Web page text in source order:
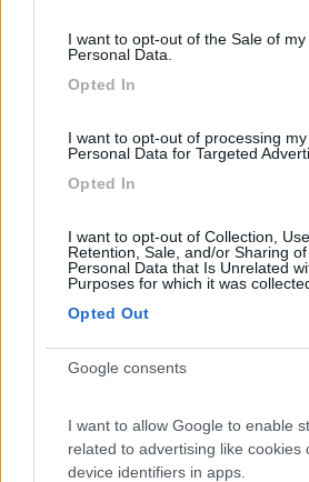
I want to opt-out of the Sale of my
Personal Data.
Opted In
I want to opt-out of processing my
Personal Data for Targeted
Opted In
I want to opt-out of Collection, Use,
Retention, Sale, and/or Sharing
Personal Data that Is Unrelated
Purposes for which it was
Opted Out
Google consents
I want to allow Google to enable
related to advertising like cookies
device identifiers in apps.
ospitali. La degustazione dei
percorso interessante ed
il camper nelle vigne è molto
curato.
Punto vendita
zeno2
Sosta immersa tra i
struttura con persone
possibilità della degustazione di
piacevole esperienza in una